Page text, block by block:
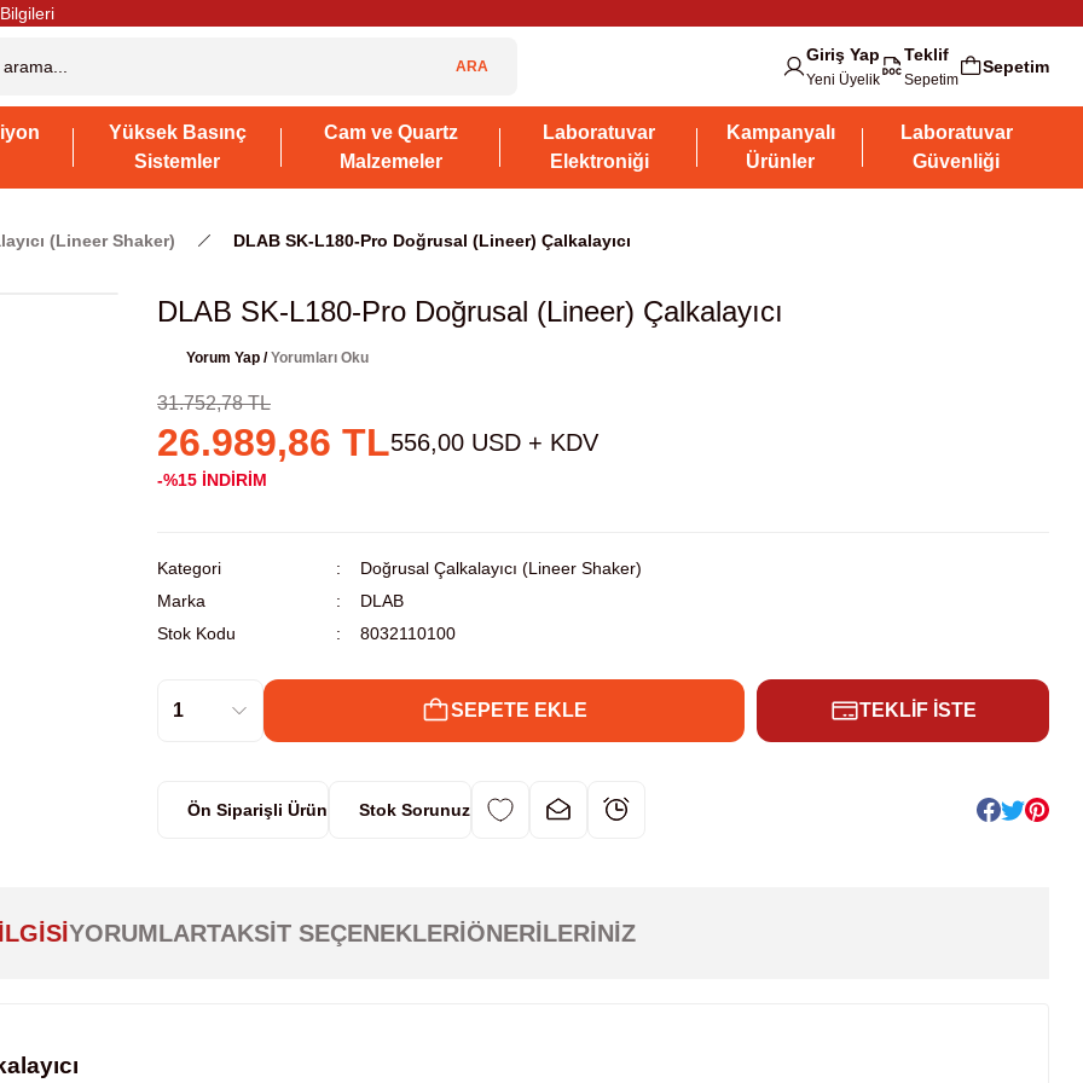
ARA
Giriş Yap
Yeni Üyelik
Teklif
Sepetim
Sepetim
Yüksek Basınç
Sistemler
Cam ve Quartz
Malzemeler
Laboratuvar
Elektroniği
Kampanyalı
Ürünler
Laboratuvar
Güvenliği
(Lineer Shaker) DLAB SK-L180-Pro Doğrusal (Lineer) Çalkalayıcı
DLAB SK-L180-Pro Doğrusal (Lineer) Çalkalayıcı
Yorum Yap /Yorumları Oku
31.752,78 TL
26.989,86 TL556,00 USD + KDV
-%15 İNDİRİM
Kategori
Doğrusal Çalkalayıcı (Lineer Shaker)
Marka
DLAB
Stok Kodu
8032110100
SEPETE EKLE TEKLİF İSTE
Ön Siparişli Ürün Stok Sorunuz
YORUMLARTAKSIT SEÇENEKLERIÖNERILERINIZ